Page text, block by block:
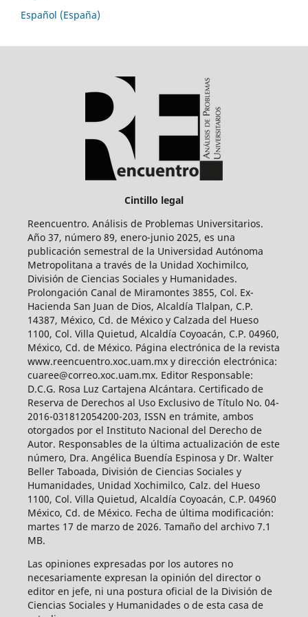
Español (España)
Cintillo legal
Reencuentro. Análisis de Problemas Universitarios.
Año 37, número 89, enero-junio 2025, es una
publicación semestral de la Universidad Autónoma
Metropolitana a través de la Unidad Xochimilco,
División de Ciencias Sociales y Humanidades.
Prolongación Canal de Miramontes 3855, Col. Ex-
Hacienda San Juan de Dios, Alcaldía Tlalpan, C.P.
14387, México, Cd. de México y Calzada del Hueso
1100, Col. Villa Quietud, Alcaldía Coyoacán, C.P. 04960,
México, Cd. de México. Página electrónica de la revista
www.reencuentro.xoc.uam.mx y dirección electrónica:
cuaree@correo.xoc.uam.mx. Editor Responsable:
D.C.G. Rosa Luz Cartajena Alcántara. Certificado de
Reserva de Derechos al Uso Exclusivo de Título No. 04-
2016-031812054200-203, ISSN en trámite, ambos
otorgados por el Instituto Nacional del Derecho de
Autor. Responsables de la última actualización de este
número, Dra. Angélica Buendía Espinosa y Dr. Walter
Beller Taboada, División de Ciencias Sociales y
Humanidades, Unidad Xochimilco, Calz. del Hueso
1100, Col. Villa Quietud, Alcaldía Coyoacán, C.P. 04960
México, Cd. de México. Fecha de última modificación:
martes 17 de marzo de 2026. Tamaño del archivo 7.1
MB.
Las opiniones expresadas por los autores no
necesariamente expresan la opinión del director o
editor en jefe, ni una postura oficial de la División de
Ciencias Sociales y Humanidades o de esta casa de